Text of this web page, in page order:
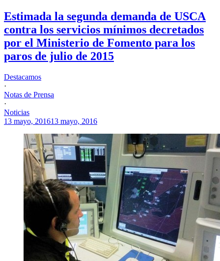
Estimada la segunda demanda de USCA
contra los servicios mínimos decretados
por el Ministerio de Fomento para los
paros de julio de 2015
Destacamos
·
Notas de Prensa
·
Noticias
13 mayo, 201613 mayo, 2016